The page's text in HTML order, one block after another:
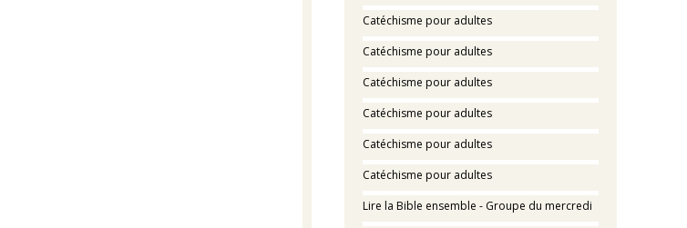
Catéchisme pour adultes
Catéchisme pour adultes
Catéchisme pour adultes
Catéchisme pour adultes
Catéchisme pour adultes
Catéchisme pour adultes
Lire la Bible ensemble - Groupe du mercredi